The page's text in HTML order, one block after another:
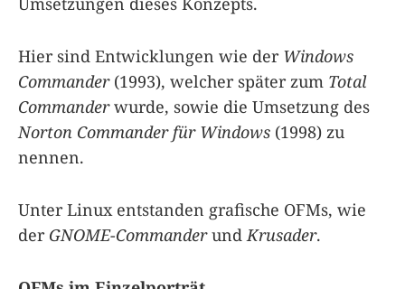
Hier sind Entwicklungen wie der Windows
Commander(1993), welcher später zum Total
Commanderwurde, sowie die Umsetzung des
Norton Commander für Windows (1998) zu
nennen.
Unter Linux entstanden grafische OFMs, wie
der GNOME-Commanderund Krusader.